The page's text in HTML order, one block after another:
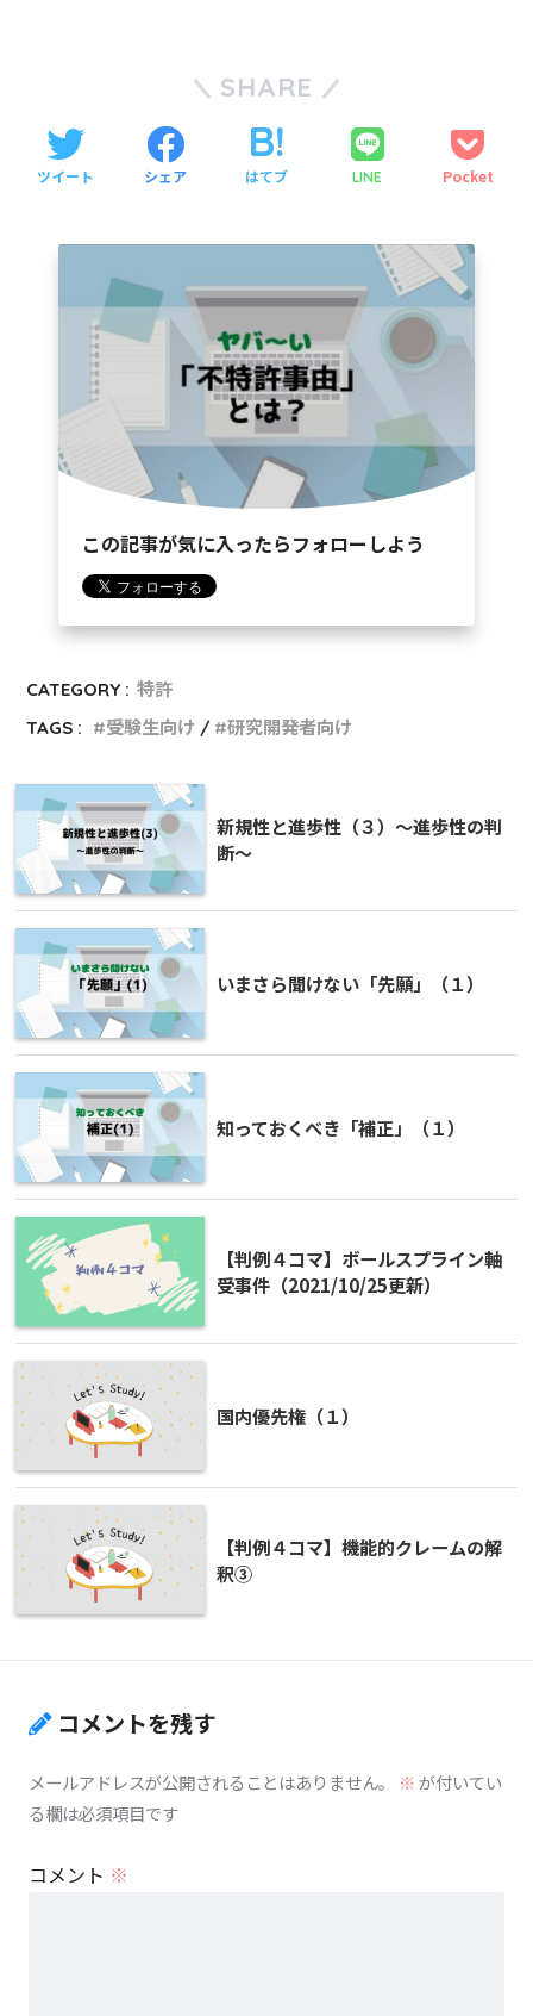
SHARE
ツイート シェア はてブ LINE Pocket
この記事が気に入ったらフォローしよう
CATEGORY : 特許
TAGS :
受験生向け 研究開発者向け
新規性と進歩性（３）～進歩性の判
断～
いまさら聞けない「先願」（１）
知っておくべき「補正」（１）
【判例４コマ】ボールスプライン軸
受事件（2021/10/25更新）
国内優先権（１）
【判例４コマ】機能的クレームの解
釈③
コメントを残す
メールアドレスが公開されることはありません。 ※が付いてい
る欄は必須項目です
コメント ※